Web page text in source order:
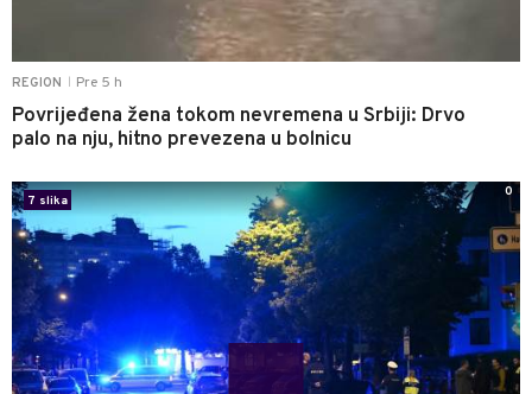
REGION Pre 5 h
Povrijeđena žena tokom nevremena u Srbiji: Drvo
palo na nju, hitno prevezena u bolnicu
7 slika
0